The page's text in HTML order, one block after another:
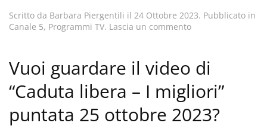
Scritto da Barbara Piergentili il 24 Ottobre 2023. Pubblicato in
Canale 5, Programmi TV. Lascia un commento
Vuoi guardare il video di
“Caduta libera – I migliori”
puntata 25 ottobre 2023?